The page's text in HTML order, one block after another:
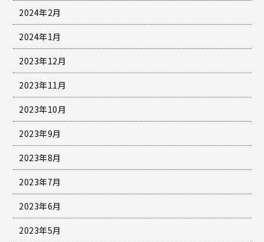
2024年2月
2024年1月
2023年12月
2023年11月
2023年10月
2023年9月
2023年8月
2023年7月
2023年6月
2023年5月